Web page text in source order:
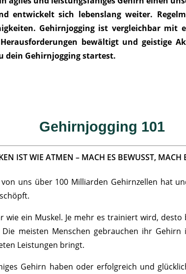
entwickelt sich lebenslang weiter.
Gehirnjogging ist vergleichbar mit
bewältigt und geistige
dein Gehirnjogging startest.
Gehirnjogging 101
IST WIE ATMEN – MACH ES BEWUSST, MACH
uns über 100 Milliarden Gehirnzellen hat
wie ein Muskel. Je mehr es trainiert wird,
meisten Menschen gebrauchen ihr
Leistungen bringt.
Gehirn haben oder erfolgreich und